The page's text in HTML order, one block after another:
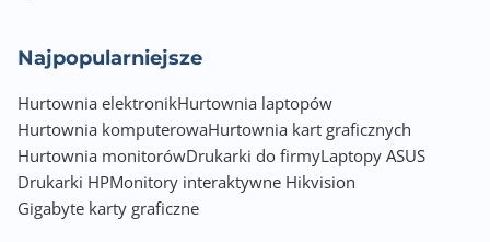
Najpopularniejsze
Hurtownia elektronikHurtownia laptopów
Hurtownia komputerowaHurtownia kart graficznych
Hurtownia monitorówDrukarki do firmyLaptopy ASUS
Drukarki HPMonitory interaktywne Hikvision
Gigabyte karty graficzne